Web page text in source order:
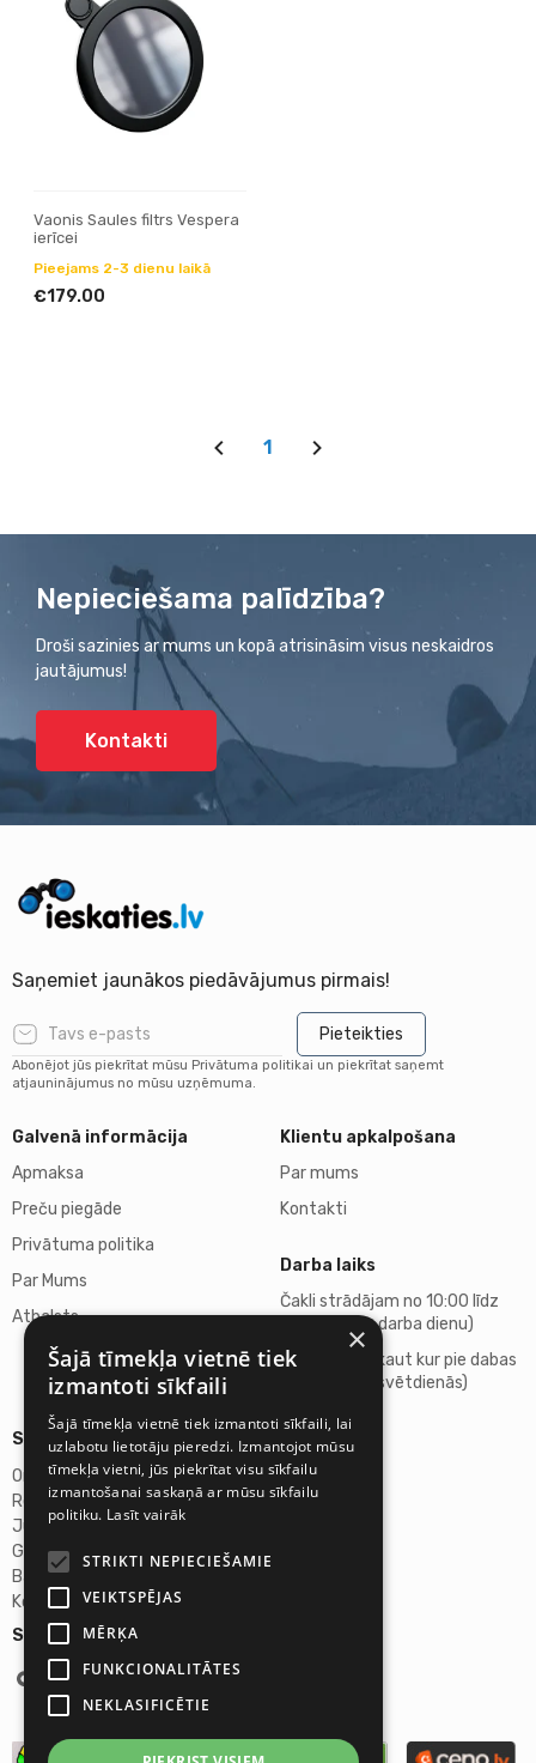
Vaonis Saules filtrs Vespera
ierīcei
Pieejams 2-3 dienu laikā
€179.00
1
Nepieciešama palīdzība?
Droši sazinies ar mums un kopā atrisināsim visus neskaidros
jautājumus!
Kontakti
Saņemiet jaunākos piedāvājumus pirmais!
Pieteikties
Abonējot jūs piekrītat mūsu Privātuma politikai un piekrītat saņemt
atjauninājumus no mūsu uzņēmuma.
Galvenā informācija
Apmaksa
Preču piegāde
Privātuma politika
Par Mums
Atbalsts
Klientu apkalpošana
Par mums
Kontakti
Darba laiks
Čakli strādājam no 10:00 līdz
18:00 (katru darba dienu)
Atpūšamies kaut kur pie dabas
(sestdienās, svētdienās)
Seko mums:
Sīkāka informācija
Omicron SIA
Reģ.Nr. 40103272028
Juridiskā adrese:
Ganību dambis 2a, Rīga, Latvija, LV-1045
Banka: AS "Swedbank"
Konta Nr. LV46HABA0551027644383
×
Šajā tīmekļa vietnē tiek
izmantoti sīkfaili
Šajā tīmekļa vietnē tiek izmantoti sīkfaili, lai
uzlabotu lietotāju pieredzi. Izmantojot mūsu
tīmekļa vietni, jūs piekrītat visu sīkfailu
izmantošanai saskaņā ar mūsu sīkfailu
politiku. Lasīt vairāk
STRIKTI NEPIECIEŠAMIE
VEIKTSPĒJAS
MĒRĶA
FUNKCIONALITĀTES
NEKLASIFICĒTIE